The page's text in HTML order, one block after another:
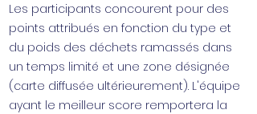
Les participants concourent pour des
points attribués en fonction du type et
du poids des déchets ramassés dans
un temps limité et une zone désignée
(carte diffusée ultérieurement). L'équipe
ayant le meilleur score remportera la